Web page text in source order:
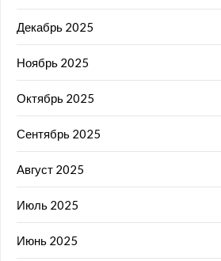
Декабрь 2025
Ноябрь 2025
Октябрь 2025
Сентябрь 2025
Август 2025
Июль 2025
Июнь 2025